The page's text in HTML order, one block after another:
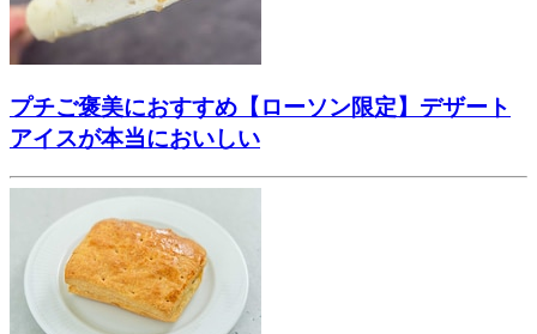
プチご褒美におすすめ【ローソン限定】デザート
アイスが本当においしい